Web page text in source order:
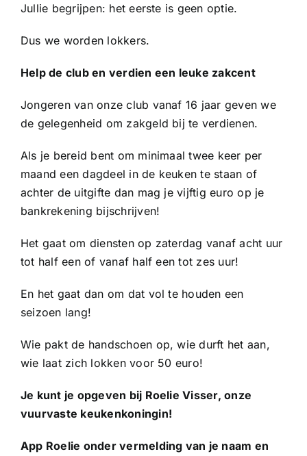
Activiteiten
Business Club Zuyderzee
Jullie begrijpen: het eerste is geen optie.
Dus we worden lokkers.
Help de club en verdien een leuke zakcent
Jongeren van onze club vanaf 16 jaar geven we
de gelegenheid om zakgeld bij te verdienen.
Als je bereid bent om minimaal twee keer per
maand een dagdeel in de keuken te staan of
achter de uitgifte dan mag je vijftig euro op je
bankrekening bijschrijven!
Het gaat om diensten op zaterdag vanaf acht uur
tot half een of vanaf half een tot zes uur!
En het gaat dan om dat vol te houden een
seizoen lang!
Wie pakt de handschoen op, wie durft het aan,
wie laat zich lokken voor 50 euro!
Je kunt je opgeven bij Roelie Visser, onze
vuurvaste keukenkoningin!
App Roelie onder vermelding van je naam en